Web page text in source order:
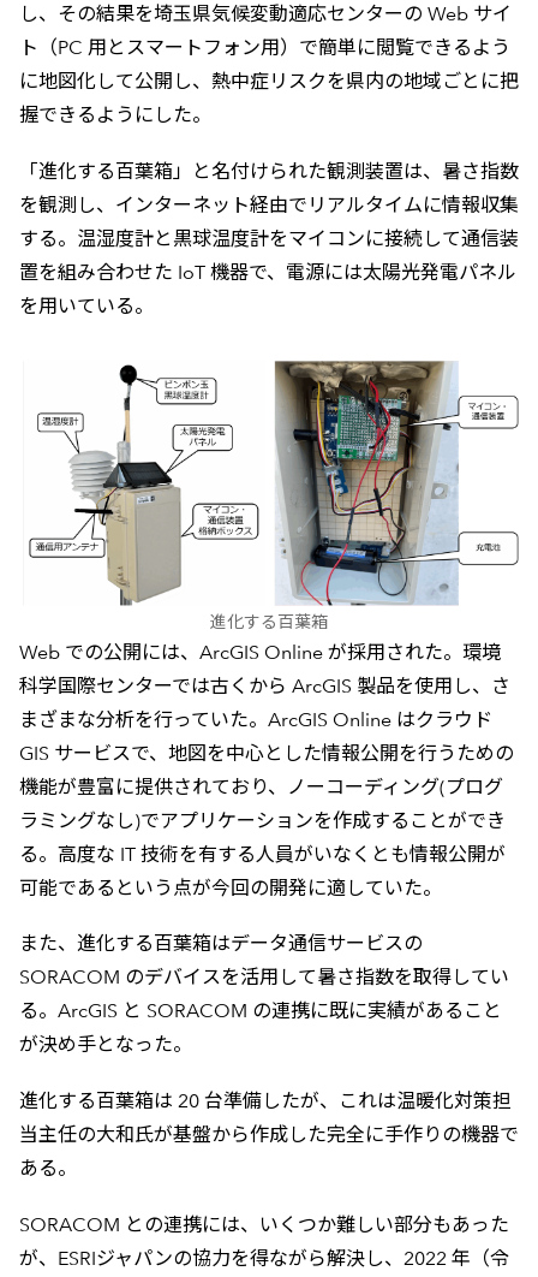
し、その結果を埼玉県気候変動適応センターの Web サイ
ト（PC 用とスマートフォン用）で簡単に閲覧できるよう
に地図化して公開し、熱中症リスクを県内の地域ごとに把
握できるようにした。
「進化する百葉箱」と名付けられた観測装置は、暑さ指数
を観測し、インターネット経由でリアルタイムに情報収集
する。温湿度計と黒球温度計をマイコンに接続して通信装
置を組み合わせた IoT 機器で、電源には太陽光発電パネル
を用いている。
進化する百葉箱
Web での公開には、ArcGIS Online が採用された。環境
科学国際センターでは古くから ArcGIS 製品を使用し、さ
まざまな分析を行っていた。ArcGIS Online はクラウド
GIS サービスで、地図を中心とした情報公開を行うための
機能が豊富に提供されており、ノーコーディング(プログ
ラミングなし)でアプリケーションを作成することができ
る。高度な IT 技術を有する人員がいなくとも情報公開が
可能であるという点が今回の開発に適していた。
また、進化する百葉箱はデータ通信サービスの
SORACOM のデバイスを活用して暑さ指数を取得してい
る。ArcGIS と SORACOM の連携に既に実績があること
が決め手となった。
進化する百葉箱は 20 台準備したが、これは温暖化対策担
当主任の大和氏が基盤から作成した完全に手作りの機器で
ある。
SORACOM との連携には、いくつか難しい部分もあった
が、ESRIジャパンの協力を得ながら解決し、2022 年（令